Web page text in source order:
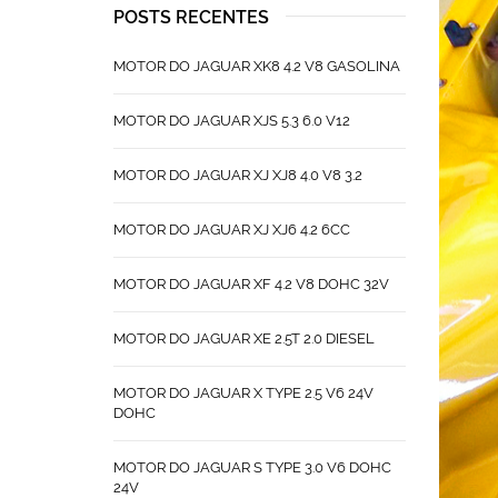
POSTS RECENTES
MOTOR DO JAGUAR XK8 4.2 V8 GASOLINA
MOTOR DO JAGUAR XJS 5.3 6.0 V12
MOTOR DO JAGUAR XJ XJ8 4.0 V8 3.2
MOTOR DO JAGUAR XJ XJ6 4.2 6CC
MOTOR DO JAGUAR XF 4.2 V8 DOHC 32V
MOTOR DO JAGUAR XE 2.5T 2.0 DIESEL
MOTOR DO JAGUAR X TYPE 2.5 V6 24V
DOHC
MOTOR DO JAGUAR S TYPE 3.0 V6 DOHC
24V